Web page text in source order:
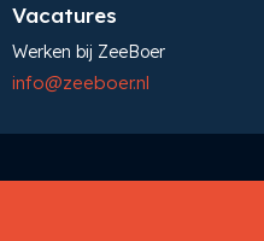
Vacatures
Werken bij ZeeBoer
info@zeeboer.nl